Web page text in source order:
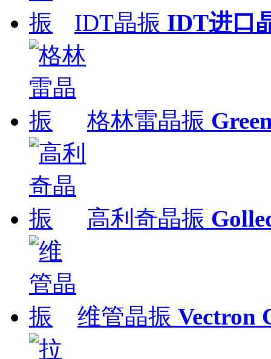
IDT晶振 IDT进口
格林雷晶振
高利奇晶振
维管晶振 Vectron